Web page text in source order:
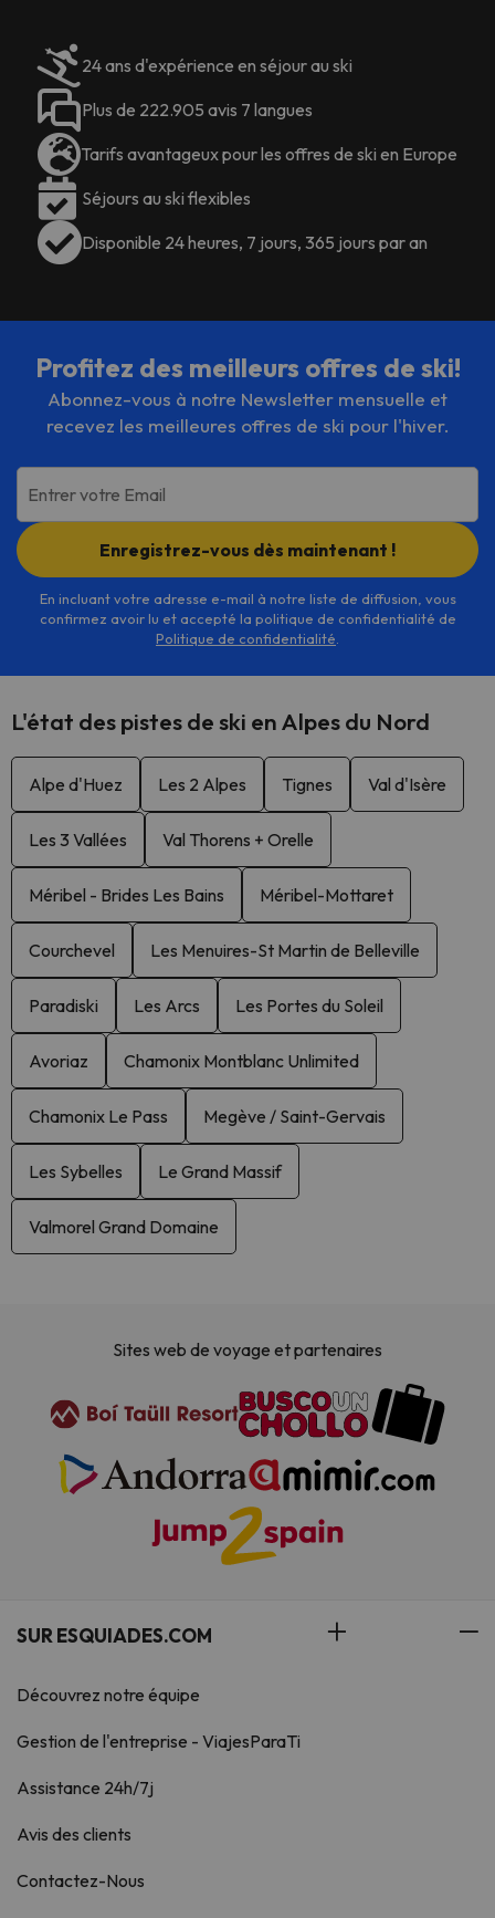
24 ans d'expérience en séjour au ski
Plus de 222.905 avis 7 langues
Tarifs avantageux pour les offres de ski en Europe
Séjours au ski flexibles
Disponible 24 heures, 7 jours, 365 jours par an
Profitez des meilleurs offres de ski!
Abonnez-vous à notre Newsletter mensuelle et
recevez les meilleures offres de ski pour l'hiver.
Entrer votre Email
Enregistrez-vous dès maintenant !
En incluant votre adresse e-mail à notre liste de diffusion, vous
confirmez avoir lu et accepté la politique de confidentialité de
Politique de confidentialité
L'état des pistes de ski en Alpes du Nord
Alpe d'Huez Les 2 Alpes Tignes Val d'Isère
Les 3 Vallées Val Thorens + Orelle
Méribel - Brides Les Bains Méribel-Mottaret
Courchevel Les Menuires-St Martin de Belleville
Paradiski Les Arcs Les Portes du Soleil
Avoriaz Chamonix Montblanc Unlimited
Chamonix Le Pass Megève / Saint-Gervais
Les Sybelles Le Grand Massif
Valmorel Grand Domaine
Sites web de voyage et partenaires
SUR ESQUIADES.COM
Découvrez notre équipe
Gestion de l'entreprise - ViajesParaTi
Assistance 24h/7j
Avis des clients
Contactez-Nous